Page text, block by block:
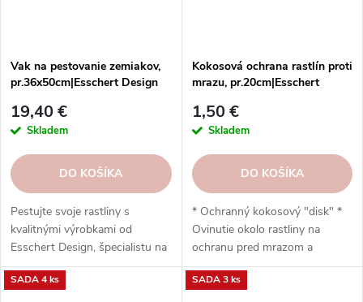
Vak na pestovanie zemiakov,
pr.36x50cm|Esschert Design
19,40 €
Skladem
DO KOŠÍKA
Pestujte svoje rastliny s
kvalitnými výrobkami od
Esschert Design, špecialistu na
záhradníctvo.
Kokosová ochrana rastlín proti
mrazu, pr.20cm|Esschert
1,50 €
Skladem
DO KOŠÍKA
* Ochranný kokosový "disk" *
Ovinutie okolo rastliny na
ochranu pred mrazom a
vysychaním * Materiál
prepúšťajúci vzduch a vodu *
SADA 4 ks SADA 3 ks